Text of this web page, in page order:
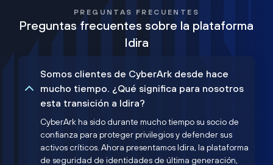
PREGUNTAS FRECUENTES
Preguntas frecuentes sobre la plataforma
Idira
Somos clientes de CyberArk desde hace
mucho tiempo. ¿Qué significa para nosotros
esta transición a Idira?
CyberArk ha sido durante mucho tiempo su socio de
confianza para proteger privilegios y defender sus
activos críticos. Ahora presentamos Idira, la plataforma
de seguridad de identidades de última generación,